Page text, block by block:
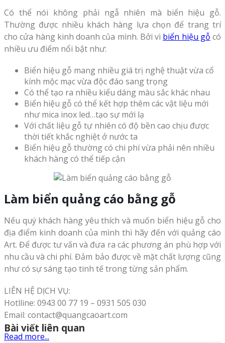
Có thể nói không phải ngẫ nhiên mà biển hiệu gỗ.
Thường được nhiều khách hàng lựa chọn để trang trí
cho cửa hàng kinh doanh của mình. Bởi vì biển hiệu gỗ có
nhiều ưu điểm nổi bật như:
Biển hiệu gỗ mang nhiều giá trị nghệ thuật vừa cổ
kính mộc mạc vừa độc đáo sang trọng
Có thể tạo ra nhiều kiểu dáng màu sắc khác nhau
Biển hiệu gỗ có thể kết hợp thêm các vật liệu mới
như mica inox led…tạo sự mới lạ
Với chất liệu gỗ tự nhiên có độ bền cao chịu được
thời tiết khắc nghiệt ở nước ta
Biển hiệu gỗ thường có chi phí vừa phải nên nhiều
khách hàng có thể tiếp cận
Làm biển quảng cáo bằng gỗ
Nếu quý khách hàng yêu thích và muốn biển hiệu gỗ cho
địa điểm kinh doanh của mình thì hãy đến với quảng cáo
Art. Để được tư vấn và đưa ra các phương án phù hợp với
nhu cầu và chi phí. Đảm bảo được về mặt chất lượng cũng
như có sự sáng tạo tinh tế trong từng sản phẩm.
LIÊN HỆ DỊCH VỤ:
Hotlline: 0943 00 77 19 – 0931 505 030
Email: contact@quangcaoart.com
Read more...
Bài viết liên quan